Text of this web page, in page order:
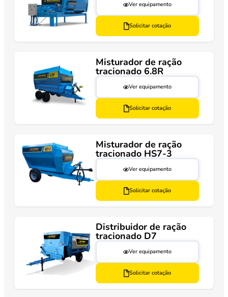
Ver equipamento
Solicitar cotação
Misturador de ração
tracionado 6.8R
Ver equipamento
Solicitar cotação
Misturador de ração
tracionado HS7-3
Ver equipamento
Solicitar cotação
Distribuidor de ração
tracionado D7
Ver equipamento
Solicitar cotação